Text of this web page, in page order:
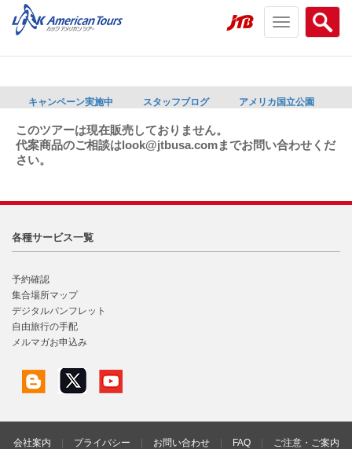
Search
menu
Toggle
navigation
キャンペーン実施中 スタッフブログ アメリカ国立公園
このツアーは現在販売しておりません。
代案商品のご相談はlook@jtbusa.comまでお問い合わせくだ
さい。
各種サービス一覧
予約確認
集合場所マップ
デジタルパンフレット
自由旅行の手配
メルマガお申込み
会社案内 プライバシー お問い合わせ FAQ ご注意・ご案内